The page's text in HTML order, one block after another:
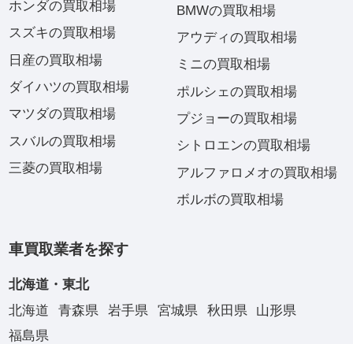
ホンダの買取相場
スズキの買取相場
日産の買取相場
ダイハツの買取相場
マツダの買取相場
スバルの買取相場
三菱の買取相場
BMWの買取相場
アウディの買取相場
ミニの買取相場
ポルシェの買取相場
プジョーの買取相場
シトロエンの買取相場
アルファロメオの買取相場
ボルボの買取相場
車買取業者を探す
北海道・東北
北海道
青森県 岩手県 宮城県 秋田県
山形県
福島県